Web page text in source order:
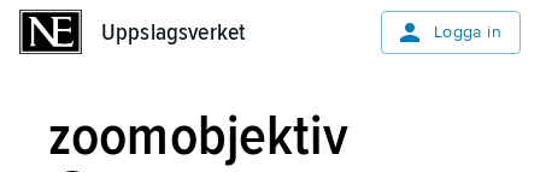
Uppslagsverket Logga in
zoomobjektiv